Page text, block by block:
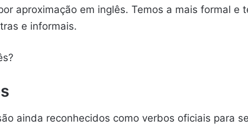
aproximação em inglês. Temos a mais formal e
e informais.
ainda reconhecidos como verbos oficiais para